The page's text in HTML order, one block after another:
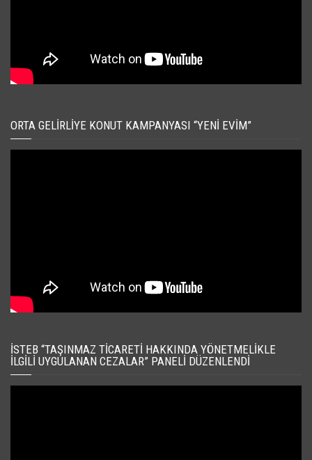
ORTA GELIRLIYE KONUT KAMPANYASI “YENI EVIM”
İSTEB “TAŞINMAZ TICARETI HAKKINDA YÖNETMELIKLE
İLGILI UYGULANAN CEZALAR” PANELI DÜZENLENDI